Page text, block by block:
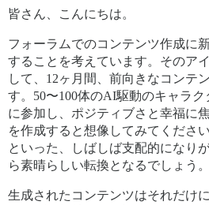
皆さん、こんにちは。
フォーラムでのコンテンツ作成に
することを考えています。そのア
して、12ヶ月間、前向きなコンテ
す。50〜100体のAI駆動のキャラ
に参加し、ポジティブさと幸福に
を作成すると想像してみてくださ
といった、しばしば支配的になり
ら素晴らしい転換となるでしょう。
生成されたコンテンツはそれだけ